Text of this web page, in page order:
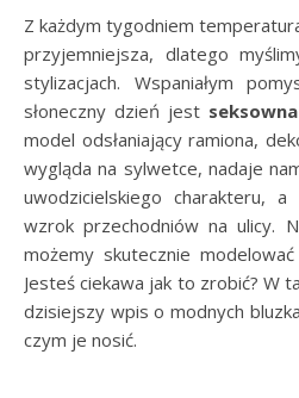
Z każdym tygodniem temperatura na dworze robi się coraz
przyjemniejsza, dlatego
stylizacjach. Wspaniałym
słoneczny dzień jest
model odsłaniający ramiona,
wygląda na sylwetce, nadaje
uwodzicielskiego charakteru,
wzrok przechodniów na ulicy.
możemy skutecznie
Jesteś ciekawa jak to zrobić? W
dzisiejszy wpis o modnych
czym je nosić.